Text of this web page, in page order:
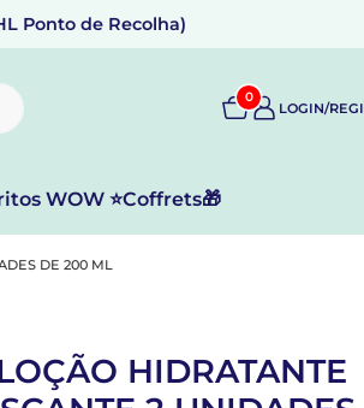
Ponto de Recolha)
0
LOGIN/
WOW ⭐Coffrets🎁
DE 200 ML
HIDRATANTE